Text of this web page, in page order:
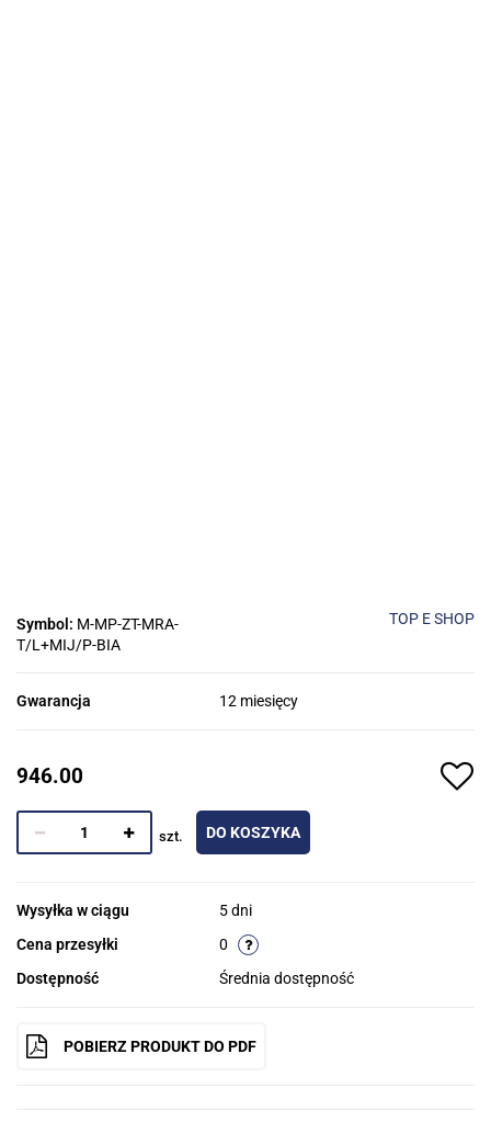
Symbol: M-MP-ZT-MRA-
T/L+MIJ/P-BIA
TOP E SHOP
Gwarancja 12 miesięcy
946.00
szt. DO KOSZYKA
Wysyłka w ciągu
5 dni
Cena przesyłki
0
Dostępność
Średnia dostępność
POBIERZ PRODUKT DO PDF